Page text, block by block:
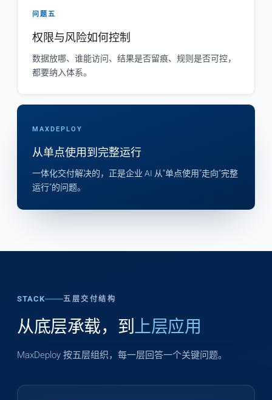
问题五
权限与风险如何控制
数据放哪、谁能访问、结果是否留痕、规则是否可控，
都要纳入体系。
MAXDEPLOY
从单点使用到完整运行
一体化交付解决的，正是企业 AI 从“单点使用”走向“完整
运行”的问题。
STACK 五层交付结构
从底层承载，到上层应用
MaxDeploy 按五层组织，每一层回答一个关键问题。